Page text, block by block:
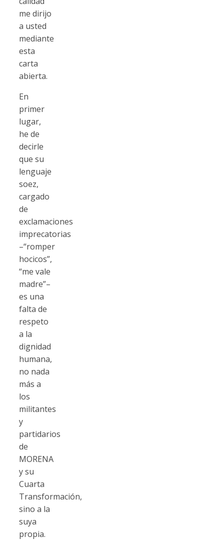
me dirijo
a usted
mediante
esta
carta
abierta.
En
primer
lugar,
he de
decirle
que su
lenguaje
soez,
cargado
de
exclamaciones
imprecatorias
–“romper
hocicos”,
“me vale
madre”–
es una
falta de
respeto
a la
dignidad
humana,
no nada
más a
los
militantes
y
partidarios
de
MORENA
y su
Cuarta
Transformación,
sino a la
suya
propia.